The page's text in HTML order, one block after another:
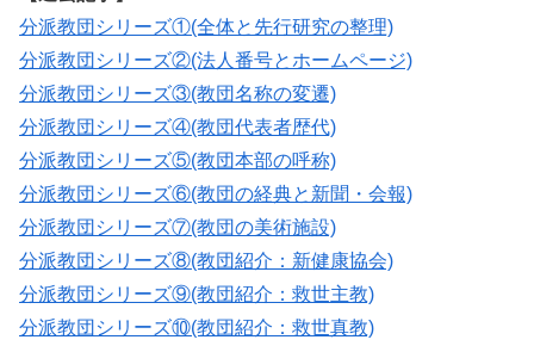
分派教団シリーズ①(全体と先行研究の整理)
分派教団シリーズ②(法人番号とホームページ)
分派教団シリーズ③(教団名称の変遷)
分派教団シリーズ④(教団代表者歴代)
分派教団シリーズ⑤(教団本部の呼称)
分派教団シリーズ⑥(教団の経典と新聞・会報)
分派教団シリーズ⑦(教団の美術施設)
分派教団シリーズ⑧(教団紹介：新健康協会)
分派教団シリーズ⑨(教団紹介：救世主教)
分派教団シリーズ⑩(教団紹介：救世真教)